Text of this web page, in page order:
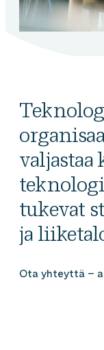
valjastaa
tukevat
ja
Ota yhteyttä –